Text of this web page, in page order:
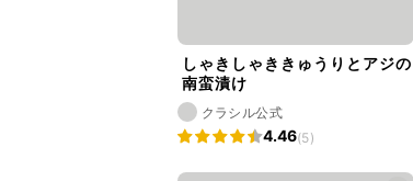
しゃきしゃききゅうりとアジの
南蛮漬け
クラシル公式
4.46(5)